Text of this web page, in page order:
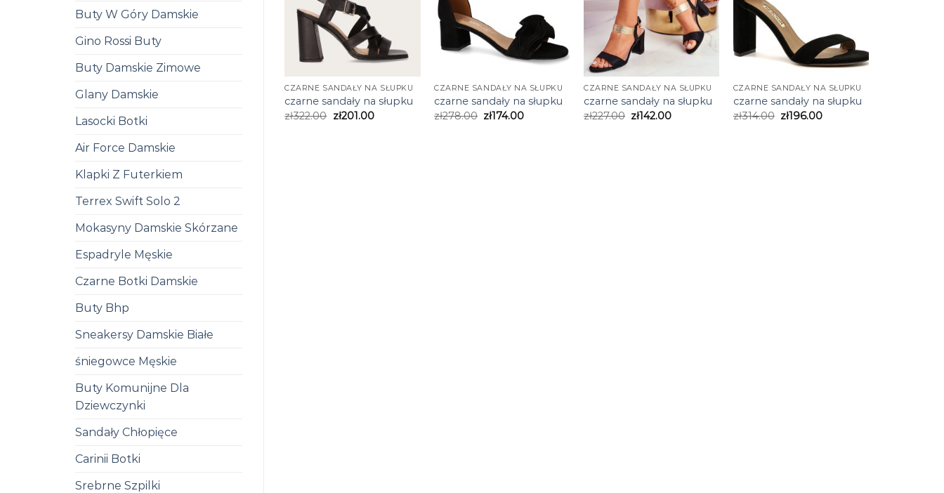
Buty W Góry Damskie
Gino Rossi Buty
Buty Damskie Zimowe
Glany Damskie
Lasocki Botki
Air Force Damskie
Klapki Z Futerkiem
Terrex Swift Solo 2
Mokasyny Damskie Skórzane
Espadryle Męskie
Czarne Botki Damskie
Buty Bhp
Sneakersy Damskie Białe
śniegowce Męskie
Buty Komunijne Dla
Dziewczynki
Sandały Chłopięce
Carinii Botki
Srebrne Szpilki
CZARNE SANDAŁY NA SŁUPKU
czarne sandały na słupku
zł322.00 zł201.00
CZARNE SANDAŁY NA SŁUPKU
czarne sandały na słupku
zł278.00 zł174.00
CZARNE SANDAŁY NA SŁUPKU
czarne sandały na słupku
zł227.00 zł142.00
CZARNE SANDAŁY NA SŁUPKU
czarne sandały na słupku
zł314.00 zł196.00